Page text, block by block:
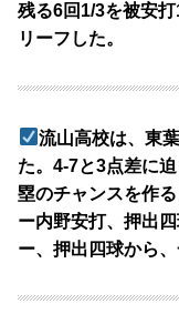
残る6回1/3を被安
リーフした。
流山高校は、東
た。4-7と3点差に
塁のチャンスを作
ー内野安打、押出
ー、押出四球から